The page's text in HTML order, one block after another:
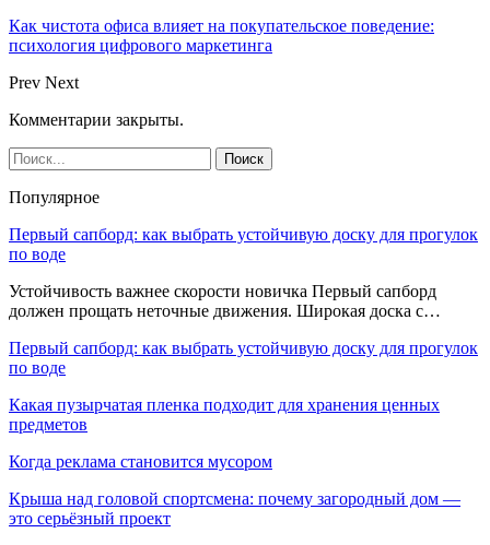
Как чистота офиса влияет на покупательское поведение:
психология цифрового маркетинга
Prev Next
Комментарии закрыты.
Популярное
Первый сапборд: как выбрать устойчивую доску для прогулок
по воде
Устойчивость важнее скорости новичка Первый сапборд
должен прощать неточные движения. Широкая доска с…
Первый сапборд: как выбрать устойчивую доску для прогулок
по воде
Какая пузырчатая пленка подходит для хранения ценных
предметов
Когда реклама становится мусором
Крыша над головой спортсмена: почему загородный дом —
это серьёзный проект